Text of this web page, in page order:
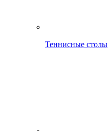
Теннисные столы